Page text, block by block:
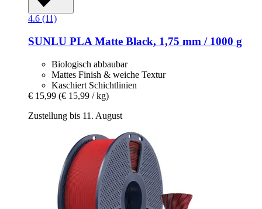
4.6 (11)
SUNLU PLA Matte Black, 1,75 mm / 1000 g
Biologisch abbaubar
Mattes Finish & weiche Textur
Kaschiert Schichtlinien
€ 15,99 (€ 15,99 / kg)
Zustellung bis 11. August